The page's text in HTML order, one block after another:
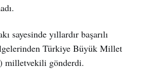
sayesinde yıllardır başarılı
Türkiye Büyük Millet
milletvekili gönderdi.